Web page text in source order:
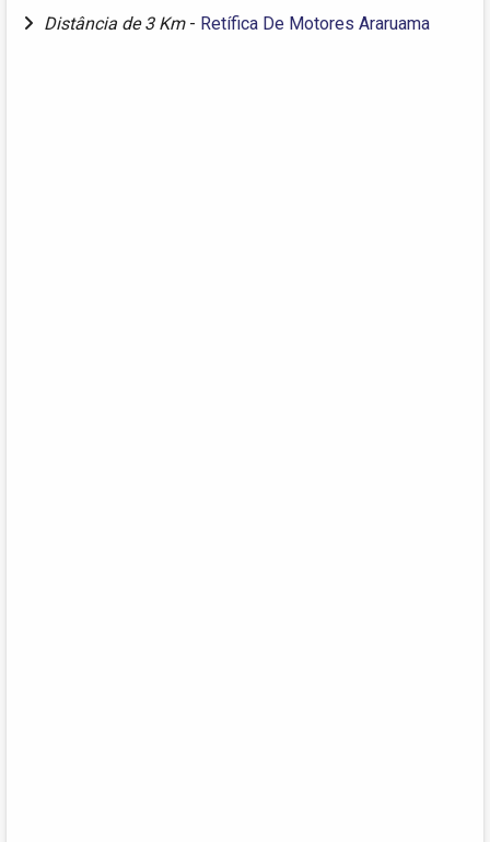
Distância de 3 Km - Retífica De Motores Araruama